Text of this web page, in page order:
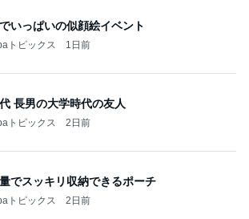
いっぱいの似顔絵イベント
トピックス 1日前
長男の大学時代の友人
トピックス 2日前
でスッキリ収納できるポーチ
トピックス 2日前